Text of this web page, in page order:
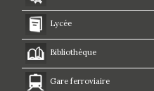
Lycée
Bibliothèque
Gare ferroviaire